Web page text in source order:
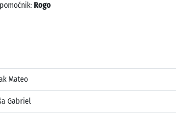
Rogo
Mateo
Gabriel